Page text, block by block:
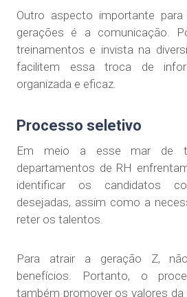
Outro aspecto importante
gerações é a comunicação.
treinamentos e invista na
facilitem essa troca de
organizada e eficaz.
Processo seletivo
Em meio a esse mar de
departamentos de RH
identificar os candidatos
desejadas, assim como a
reter os talentos.
Para atrair a geração Z,
benefícios. Portanto, o
também promover os valores